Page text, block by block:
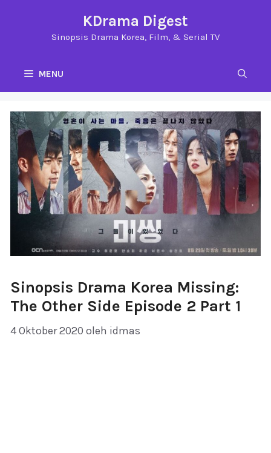
KDrama Digest
Sinopsis Drama Korea, Film, & Serial TV
MENU
Sinopsis Drama Korea Missing:
The Other Side Episode 2 Part 1
4 Oktober 2020 oleh idmas